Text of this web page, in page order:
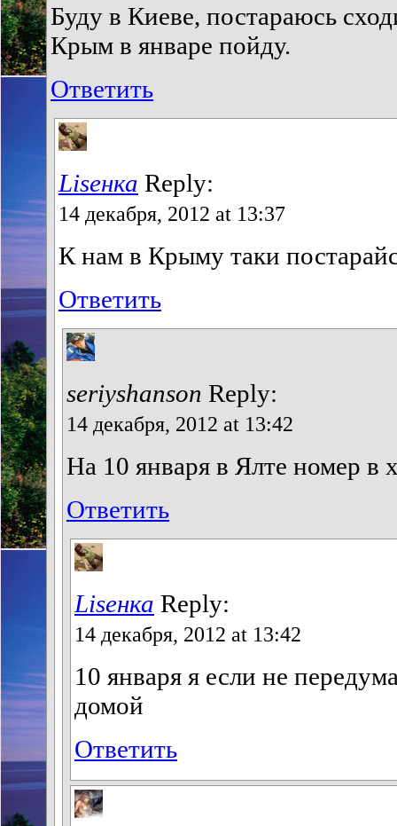
Буду в Киеве, постараюсь
Крым в январе пойду.
Ответить
Liseнка Reply:
14 декабря, 2012 at 13:37
К нам в Крыму таки
Ответить
seriyshanson Reply:
14 декабря, 2012 at 13:42
На 10 января в Ялте номер в
Ответить
Liseнка Reply:
14 декабря, 2012 at 13:42
10 января я если не
домой
Ответить